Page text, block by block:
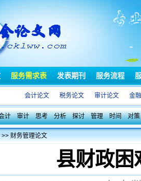
服务需求表 发表期刊 服务流程
会计论文 税务论文 审计论文 金
计 审计 思考 分析 探讨 管理 时间 对策
>>财务管理论文
县财政困